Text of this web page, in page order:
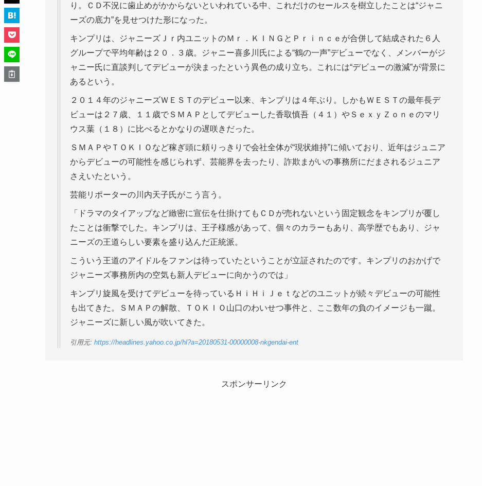
り。ＣＤ不況に歯止めがかからないといわれている中、これだけのセールスを樹立したことは“ジャニ
ーズの底力”を見せつけた形になった。
キンプリは、ジャニーズＪｒ内ユニットのＭｒ．ＫＩＮＧとＰｒｉｎｃｅが合併して結成された６人
グループで平均年齢は２０．３歳。ジャニー喜多川氏による“鶴の一声”デビューでなく、メンバーがジ
ャニー氏に直談判してデビューが決まったという異色の成り立ち。これには“デビューの激減”が背景に
あるという。
２０１４年のジャニーズＷＥＳＴのデビュー以来、キンプリは４年ぶり。しかもＷＥＳＴの最年長デ
ビューは２７歳、１１歳でＳＭＡＰとしてデビューした香取慎吾（４１）やＳｅｘｙＺｏｎｅのマリ
ウス葉（１８）に比べるとかなりの遅咲きだった。
ＳＭＡＰやＴＯＫＩＯなど稼ぎ頭に頼りっきりで会社全体が“現状維持”に傾いており、近年はジュニア
からデビューの可能性を感じられず、芸能界を去ったり、詐欺まがいの事務所にだまされるジュニア
さえいたという。
芸能リポーターの川内天子氏がこう言う。
「ドラマのタイアップなど緻密に宣伝を仕掛けてもＣＤが売れないという固定観念をキンプリが覆し
たことは衝撃でした。キンプリは、王子様感があって、個々のカラーもあり、高学歴でもあり、ジャ
ニーズの王道らしい要素を盛り込んだ正統派。
こういう王道のアイドルをファンは待っていたということが立証されたのです。キンプリのおかげで
ジャニーズ事務所内の空気も新人デビューに向かうのでは」
キンプリ旋風を受けてデビューを待っているＨｉＨｉＪｅｔなどのユニットが続々デビューの可能性
も出てきた。ＳＭＡＰの解散、ＴＯＫＩＯ山口のわいせつ事件と、ここ数年の負のイメージも一蹴。
ジャニーズに新しい風が吹いてきた。
引用元: https://headlines.yahoo.co.jp/hl?a=20180531-00000008-nkgendai-ent
スポンサーリンク